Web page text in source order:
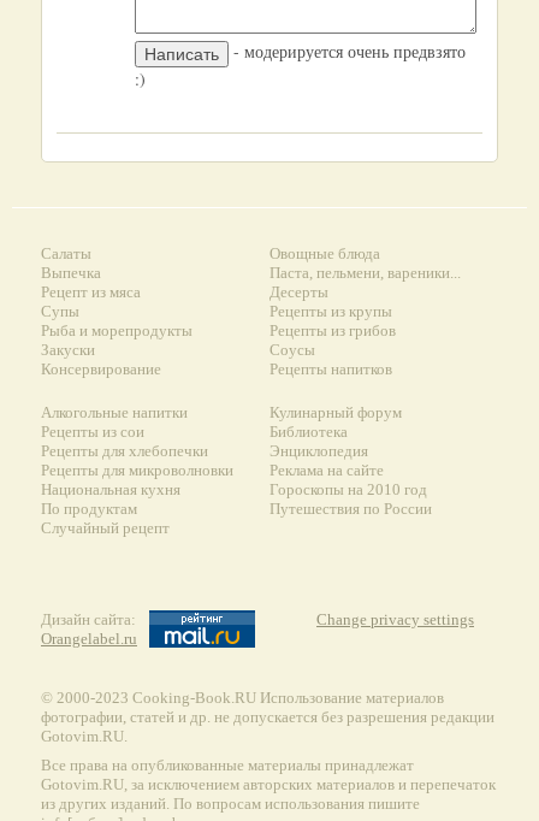
- модерируется очень предвзято
:)
Салаты
Выпечка
Рецепт из мяса
Супы
Рыба и морепродукты
Закуски
Консервирование
Овощные блюда
Паста, пельмени, вареники...
Десерты
Рецепты из крупы
Рецепты из грибов
Соусы
Рецепты напитков
Алкогольные напитки
Рецепты из сои
Рецепты для хлебопечки
Рецепты для микроволновки
Национальная кухня
По продуктам
Случайный рецепт
Кулинарный форум
Библиотека
Энциклопедия
Реклама на сайте
Гороскопы на 2010 год
Путешествия по России
Дизайн сайта:
Orangelabel.ru
Change privacy settings
© 2000-2023 Сooking-Book.RU Использование материалов
фотографии, статей и др. не допускается без разрешения редакции
Gotovim.RU.
Все права на опубликованные материалы принадлежат
Gotovim.RU, за исключением авторских материалов и перепечаток
из других изданий. По вопросам использования пишите